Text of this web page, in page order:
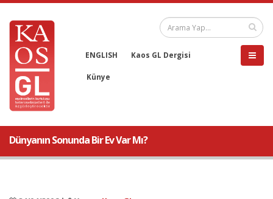
ENGLISH Kaos GL Dergisi
Künye
Dünyanın Sonunda Bir Ev Var Mı?